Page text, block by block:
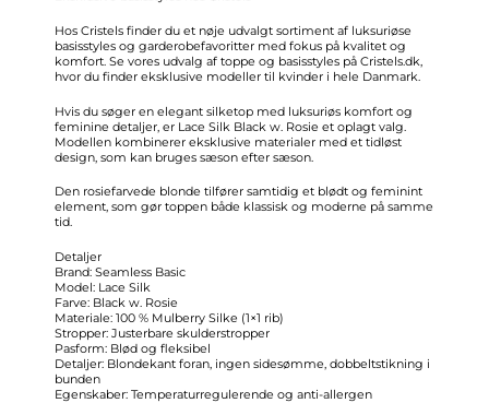
Hos Cristels finder du et nøje udvalgt sortiment af luksuriøse
basisstyles og garderobefavoritter med fokus på kvalitet og
komfort. Se vores udvalg af toppe og basisstyles på Cristels.dk,
hvor du finder eksklusive modeller til kvinder i hele Danmark.
Hvis du søger en elegant silketop med luksuriøs komfort og
feminine detaljer, er Lace Silk Black w. Rosie et oplagt valg.
Modellen kombinerer eksklusive materialer med et tidløst
design, som kan bruges sæson efter sæson.
Den rosiefarvede blonde tilfører samtidig et blødt og feminint
element, som gør toppen både klassisk og moderne på samme
tid.
Detaljer
Brand: Seamless Basic
Model: Lace Silk
Farve: Black w. Rosie
Materiale: 100 % Mulberry Silke (1×1 rib)
Stropper: Justerbare skulderstropper
Pasform: Blød og fleksibel
Detaljer: Blondekant foran, ingen sidesømme, dobbeltstikning i
bunden
Egenskaber: Temperaturregulerende og anti-allergen